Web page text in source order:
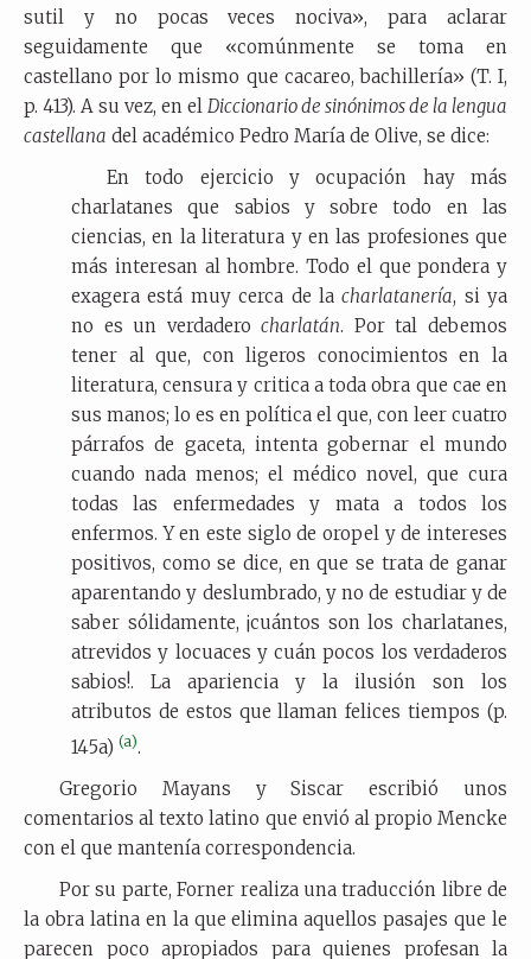
sutil y no pocas veces nociva», para aclarar
seguidamente que «comúnmente se toma en
castellano por lo mismo que cacareo, bachillería» (T. I,
p. 413). A su vez, en el Diccionario de sinónimos de la lengua
castellana del académico Pedro María de Olive, se dice:
En todo ejercicio y ocupación hay más
charlatanes que sabios y sobre todo en las
ciencias, en la literatura y en las profesiones que
más interesan al hombre. Todo el que pondera y
exagera está muy cerca de lacharlatanería, si ya
no es un verdaderocharlatán. Por tal debemos
tener al que, con ligeros conocimientos en la
literatura, censura y critica a toda obra que cae en
sus manos; lo es en política el que, con leer cuatro
párrafos de gaceta, intenta gobernar el mundo
cuando nada menos; el médico novel, que cura
todas las enfermedades y mata a todos los
enfermos. Y en este siglo de oropel y de intereses
positivos, como se dice, en que se trata de ganar
aparentando y deslumbrado, y no de estudiar y de
saber sólidamente, ¡cuántos son los charlatanes,
atrevidos y locuaces y cuán pocos los verdaderos
sabios!. La apariencia y la ilusión son los
atributos de estos que llaman felices tiempos (p.
145a) (a).
Gregorio Mayans y Siscar escribió unos
comentarios al texto latino que envió al propio Mencke
con el que mantenía correspondencia.
Por su parte, Forner realiza una traducción libre de
la obra latina en la que elimina aquellos pasajes que le
parecen poco apropiados para quienes profesan la